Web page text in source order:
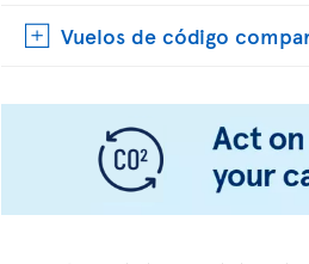
Vuelos de código